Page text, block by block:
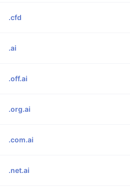
.cfd
.ai
.off.ai
.org.ai
.com.ai
.net.ai